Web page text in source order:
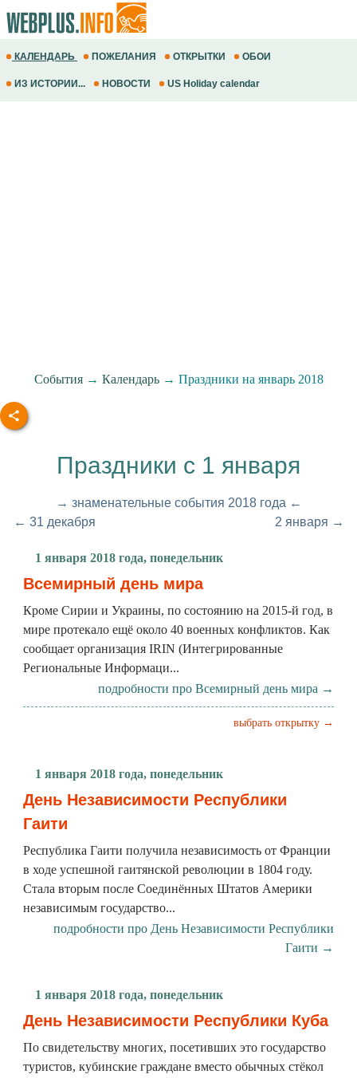
КАЛЕНДАРЬ ПОЖЕЛАНИЯ ОТКРЫТКИ ОБОИ
ИЗ ИСТОРИИ... НОВОСТИ US Holiday calendar
События→ Календарь→ Праздники на январь 2018
Праздники с 1 января
→ знаменательные события 2018 года ←
← 31 декабря
2 января →
1 января 2018 года, понедельник
Всемирный день мира
Кроме Сирии и Украины, по состоянию на 2015-й год, в
мире протекало ещё около 40 военных конфликтов. Как
сообщает организация IRIN (Интегрированные
Региональные Информаци...
подробности про Всемирный день мира →
выбрать открытку →
1 января 2018 года, понедельник
День Независимости Республики
Гаити
Республика Гаити получила независимость от Франции
в ходе успешной гаитянской революции в 1804 году.
Стала вторым после Соединённых Штатов Америки
независимым государство...
подробности про День Независимости Республики
Гаити →
1 января 2018 года, понедельник
День Независимости Республики Куба
По свидетельству многих, посетивших это государство
туристов, кубинские граждане вместо обычных стёкол